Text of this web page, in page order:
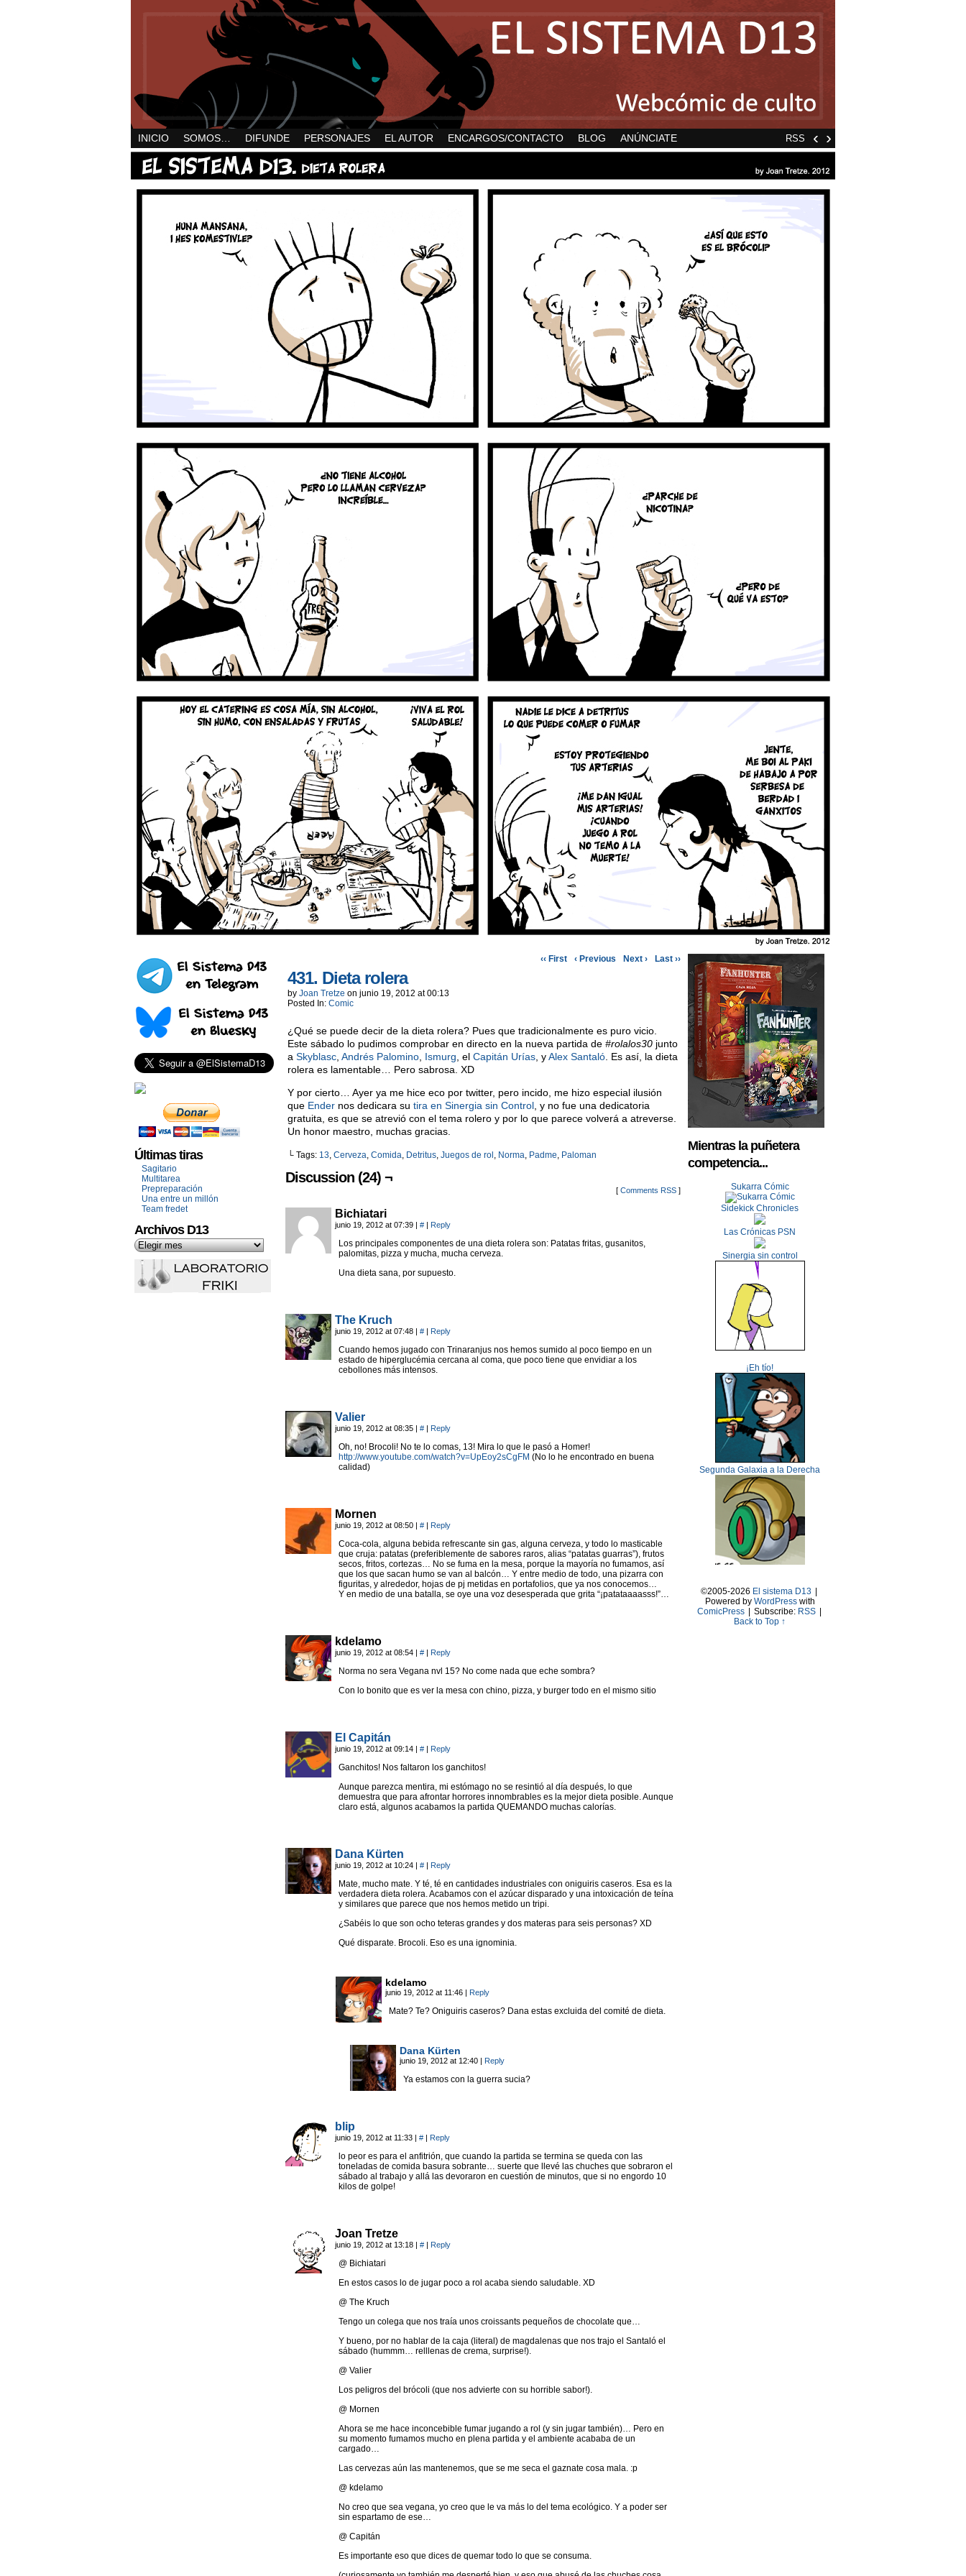
RSS ‹ ›
INICIO SOMOS… DIFUNDE PERSONAJES EL AUTOR ENCARGOS/CONTACTO BLOG ANÚNCIATE
Últimas tiras
Sagitario
Multitarea
Prepreparación
Una entre un millón
Team fredet
Archivos D13
‹‹ First ‹ Previous Next › Last ››
431. Dieta rolera
by Joan Tretze on junio 19, 2012 at00:13
Posted In: Comic
¿Qué se puede decir de la dieta rolera? Pues que tradicionalmente es puro vicio.
Este sábado lo pudimos comprobar en directo en la nueva partida de #rolalos30 junto
a Skyblasc Andrés Palomino Ismurg , el Capitán Urías , yAlex Santaló . Es así, la dieta
rolera es lamentable… Pero sabrosa. XD
Y por cierto… Ayer ya me hice eco por twitter, pero incido, me hizo especial ilusión
que Ender nos dedicara su tira en Sinergia sin Control , y no fue una dedicatoria
gratuita, es que se atrevió con el tema rolero y por lo que parece volverá a atreverse.
Un honor maestro, muchas gracias.
└ Tags: 13, Cerveza, Comida, Detritus, Juegos de rol , Norma, Padme, Paloman
Discussion (24) ¬
[ Comments RSS ]
Bichiatari
junio 19, 2012 at 07:39 | # | Reply
Los principales componentes de una dieta rolera son: Patatas fritas, gusanitos,
palomitas, pizza y mucha, mucha cerveza.
Una dieta sana, por supuesto.
The Kruch
junio 19, 2012 at 07:48 | # | Reply
Cuando hemos jugado con Trinaranjus nos hemos sumido al poco tiempo en un
estado de hiperglucémia cercana al coma, que poco tiene que envidiar a los
cebollones más intensos.
Valier
junio 19, 2012 at 08:35 | # | Reply
Oh, no! Brocoli! No te lo comas, 13! Mira lo que le pasó a Homer!
http://www.youtube.com/watch?v=UpEoy2sCgFM (No lo he encontrado en buena
calidad)
Mornen
junio 19, 2012 at 08:50 | # | Reply
Coca-cola, alguna bebida refrescante sin gas, alguna cerveza, y todo lo masticable
que cruja: patatas (preferiblemente de sabores raros, alias “patatas guarras”), frutos
secos, fritos, cortezas… No se fuma en la mesa, porque la mayoría no fumamos, así
que los que sacan humo se van al balcón… Y entre medio de todo, una pizarra con
figuritas, y alrededor, hojas de pj metidas en portafolios, que ya nos conocemos…
Y en medio de una batalla, se oye una voz desesperada que grita “¡patataaaasss!”…
kdelamo
junio 19, 2012 at 08:54 | # | Reply
Norma no sera Vegana nvl 15? No come nada que eche sombra?
Con lo bonito que es ver la mesa con chino, pizza, y burger todo en el mismo sitio
El Capitán
junio 19, 2012 at 09:14 | # | Reply
Ganchitos! Nos faltaron los ganchitos!
Aunque parezca mentira, mi estómago no se resintió al día después, lo que
demuestra que para afrontar horrores innombrables es la mejor dieta posible. Aunque
claro está, algunos acabamos la partida QUEMANDO muchas calorías.
Dana Kürten
junio 19, 2012 at 10:24 | # | Reply
Mate, mucho mate. Y té, té en cantidades industriales con oniguiris caseros. Esa es la
verdadera dieta rolera. Acabamos con el azúcar disparado y una intoxicación de teína
y similares que parece que nos hemos metido un tripi.
¿Sabéis lo que son ocho teteras grandes y dos materas para seis personas? XD
Qué disparate. Brocoli. Eso es una ignominia.
kdelamo
junio 19, 2012 at 11:46 | Reply
Mate? Te? Oniguiris caseros? Dana estas excluida del comité de dieta.
Dana Kürten
junio 19, 2012 at 12:40 | Reply
Ya estamos con la guerra sucia?
blip
junio 19, 2012 at 11:33 | # | Reply
lo peor es para el anfitrión, que cuando la partida se termina se queda con las
toneladas de comida basura sobrante… suerte que llevé las chuches que sobraron el
sábado al trabajo y allá las devoraron en cuestión de minutos, que si no engordo 10
kilos de golpe!
Joan Tretze
junio 19, 2012 at 13:18 | # | Reply
@ Bichiatari
En estos casos lo de jugar poco a rol acaba siendo saludable. XD
@ The Kruch
Tengo un colega que nos traía unos croissants pequeños de chocolate que…
Y bueno, por no hablar de la caja (literal) de magdalenas que nos trajo el Santaló el
sábado (hummm… relllenas de crema, surprise!).
@ Valier
Los peligros del brócoli (que nos advierte con su horrible sabor!).
@ Mornen
Ahora se me hace inconcebible fumar jugando a rol (y sin jugar también)… Pero en
su momento fumamos mucho en plena partida y el ambiente acababa de un
cargado…
Las cervezas aún las mantenemos, que se me seca el gaznate cosa mala. :p
@ kdelamo
No creo que sea vegana, yo creo que le va más lo del tema ecológico. Y a poder ser
sin espartamo de ese…
@ Capitán
Es importante eso que dices de quemar todo lo que se consuma.
Mientras la puñetera
competencia...
Sukarra Cómic
Sidekick Chronicles
Las Crónicas PSN
Sinergia sin control
¡Eh tío!
Segunda Galaxia a la Derecha
©2005-2026 El sistema D13
Powered by WordPresswith
ComicPress
Subscribe: RSS
Back to Top ↑